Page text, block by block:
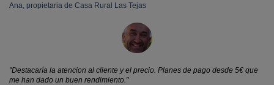
Ana, propietaria de Casa Rural Las Tejas
"Destacaría la atencion al cliente y el precio. Planes de pago desde 5€ que
me han dado un buen rendimiento."